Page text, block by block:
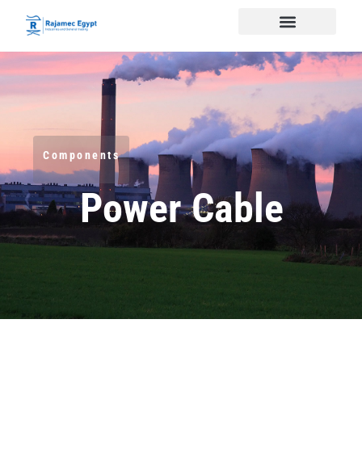
Components
Power Cable